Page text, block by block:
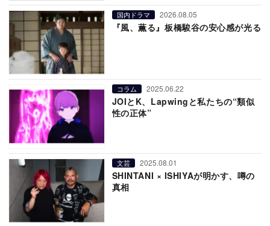
国内ドラマ 2026.08.05
『風、薫る』板橋駿谷の安心感が光る
コラム 2025.06.22
JOIとK、Lapwingと私たちの“類似
性の正体”
文芸 2025.08.01
SHINTANI × ISHIYAが明かす、噂の
真相